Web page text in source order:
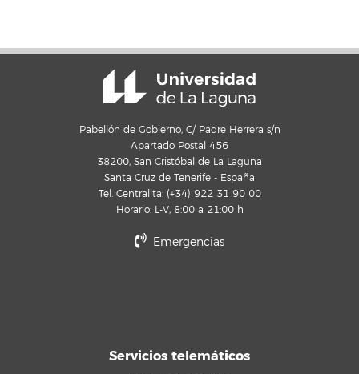
Pabellón de Gobierno, C/ Padre Herrera s/n
Apartado Postal 456
38200, San Cristóbal de La Laguna
Santa Cruz de Tenerife - España
Tel. Centralita: (+34) 922 31 90 00
Horario: L-V, 8:00 a 21:00 h
Emergencias
Servicios telemáticos